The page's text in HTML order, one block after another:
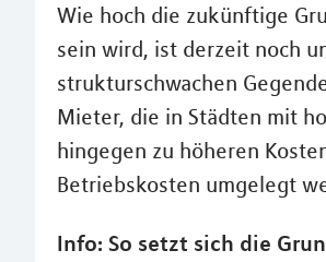
Wie hoch die zukünftige
sein wird, ist derzeit noch
strukturschwachen
Mieter, die in Städten mit
hingegen zu höheren
Betriebskosten umgelegt
Info: So setzt sich die